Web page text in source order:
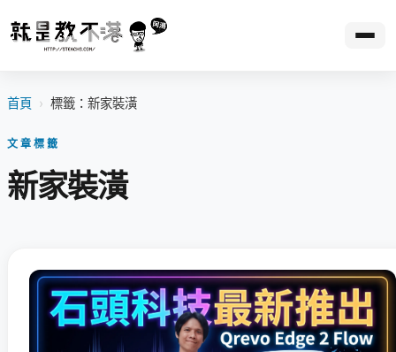
首頁 › 標籤：新家裝潢
文章標籤
新家裝潢